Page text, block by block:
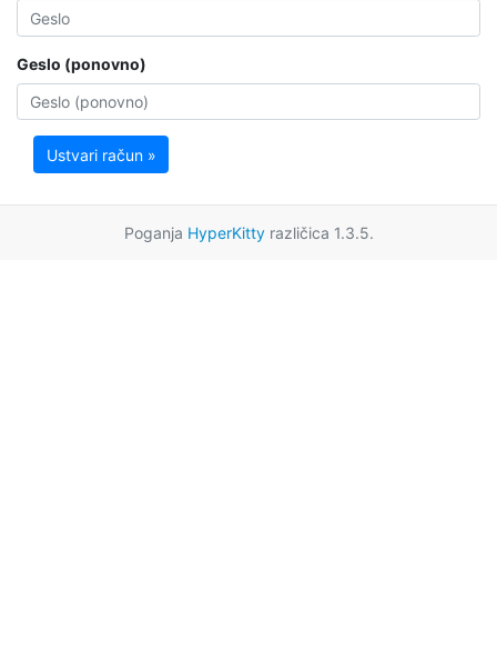
Geslo (ponovno)
Ustvari račun »
Poganja HyperKittyrazličica 1.3.5.